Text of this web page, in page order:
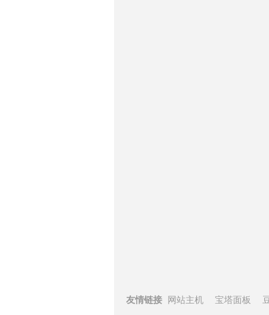
友情链接 网站主机 宝塔面板